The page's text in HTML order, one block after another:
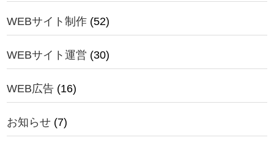
WEBサイト制作 (52)
WEBサイト運営 (30)
WEB広告 (16)
お知らせ (7)